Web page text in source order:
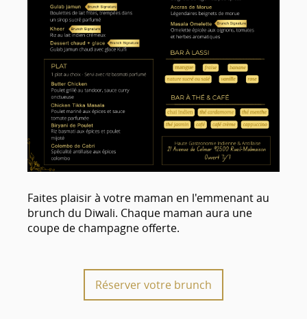
Faites plaisir à votre maman en l'emmenant au
brunch du Diwali. Chaque maman aura une
coupe de champagne offerte.
Réserver votre brunch